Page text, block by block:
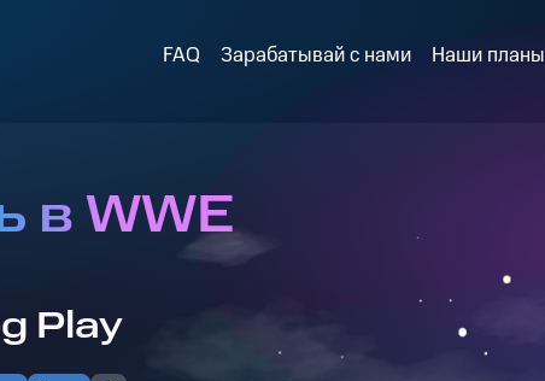
FAQ Зарабатывай с нами Наши планы
в WWE
Play